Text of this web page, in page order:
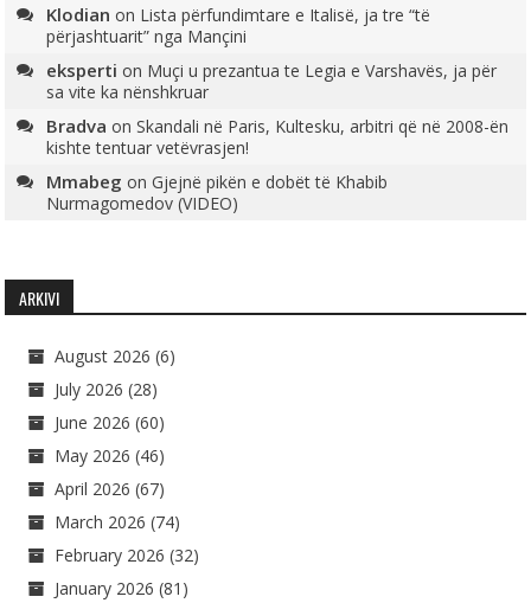
Klodian on Lista përfundimtare e Italisë, ja tre “të
përjashtuarit” nga Mançini
eksperti on Muçi u prezantua te Legia e Varshavës, ja për
sa vite ka nënshkruar
Bradva onSkandali në Paris, Kultesku, arbitri që në 2008-ën
kishte tentuar vetëvrasjen!
Mmabeg onGjejnë pikën e dobët të Khabib
Nurmagomedov (VIDEO)
ARKIVI
August 2026 (6)
July 2026 (28)
June 2026 (60)
May 2026 (46)
April 2026 (67)
March 2026 (74)
February 2026 (32)
January 2026 (81)